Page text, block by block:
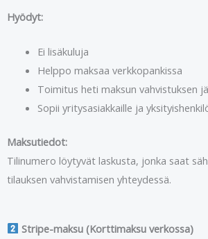
Hyödyt:
Ei lisäkuluja
Helppo maksaa verkkopankissa
Toimitus heti maksun vahvistuksen
Sopii yritysasiakkaille ja
Maksutiedot:
Tilinumero löytyvät laskusta, jonka saat
tilauksen vahvistamisen yhteydessä.
Stripe-maksu (Korttimaksu verkossa)